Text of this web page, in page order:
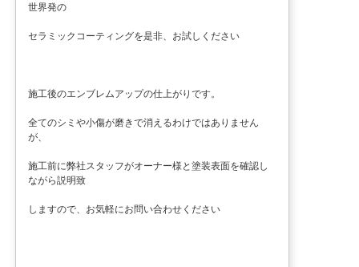
世界発の
セラミックコーティングを是非、お試しください
施工後のエンブレムアップの仕上がりです。
全てのシミや小傷が磨きで消えるわけではありません
が、
施工前に弊社スタッフがオーナー様と塗装表面を確認し
ながら説明致
しますので、お気軽にお問い合わせください